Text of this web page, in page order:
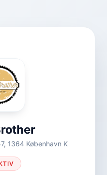
1364 København K